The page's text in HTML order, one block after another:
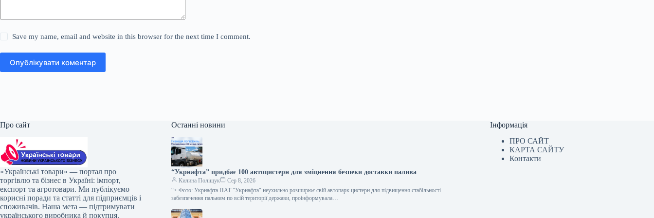
Save my name, email and website in this browser for the next time I comment.
Опублікувати коментар
Про сайт
«Українські товари» — портал про
торгівлю та бізнес в Україні: імпорт,
експорт та агротовари. Ми публікуємо
корисні поради та статті для підприємців і
споживачів. Наша мета — підтримувати
українського виробника й покупця.
Останні новини
“Укрнафта” придбає 100 автоцистерн для зміцнення безпеки доставки палива
Килина Поліщук
Сер 8, 2026
“> Фото: Укрнафта ПАТ "Укрнафта" неухильно розширює свій автопарк цистерн для підвищення стабільності
забезпечення пальним по всій території держави, проінформувала…
Інформація
ПРО САЙТ
КАРТА САЙТУ
Контакти